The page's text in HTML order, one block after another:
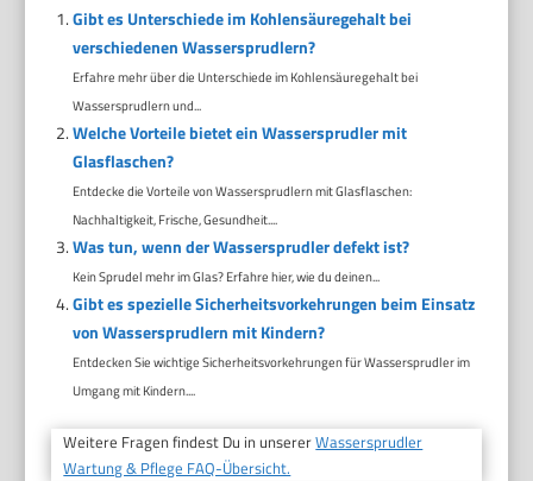
Gibt es Unterschiede im Kohlensäuregehalt bei
verschiedenen Wassersprudlern?
Erfahre mehr über die Unterschiede im Kohlensäuregehalt bei
Wassersprudlern und...
Welche Vorteile bietet ein Wassersprudler mit
Glasflaschen?
Entdecke die Vorteile von Wassersprudlern mit Glasflaschen:
Nachhaltigkeit, Frische, Gesundheit....
Was tun, wenn der Wassersprudler defekt ist?
Kein Sprudel mehr im Glas? Erfahre hier, wie du deinen...
Gibt es spezielle Sicherheitsvorkehrungen beim Einsatz
von Wassersprudlern mit Kindern?
Entdecken Sie wichtige Sicherheitsvorkehrungen für Wassersprudler im
Umgang mit Kindern....
Weitere Fragen findest Du in unsererWassersprudler
Wartung & Pflege FAQ-Übersicht.